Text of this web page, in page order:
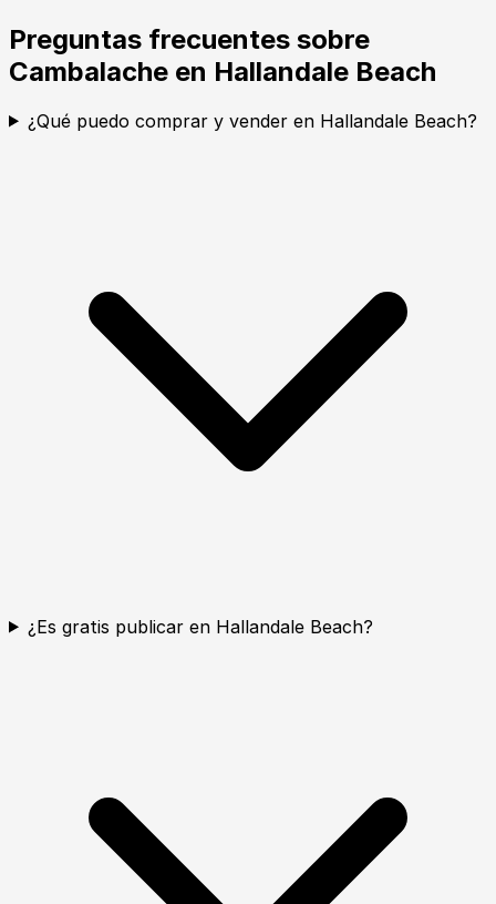
Preguntas frecuentes sobre
Cambalache en Hallandale Beach
¿Qué puedo comprar y vender en Hallandale Beach?
¿Es gratis publicar en Hallandale Beach?